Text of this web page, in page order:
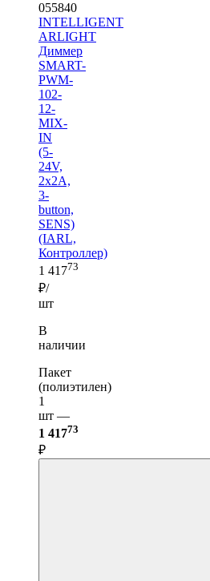
055840
INTELLIGENT
ARLIGHT
Диммер
SMART-
PWM-
102-
12-
MIX-
IN
(5-
24V,
2x2A,
3-
button,
SENS)
(IARL,
Контроллер)
1 41773
₽/
шт
В
наличии
Пакет
(полиэтилен)
1
шт —
1 41773
₽